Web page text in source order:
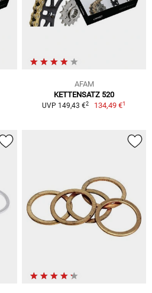
AFAM
KETTENSATZ 520
UVP 149,43 €2 134,49 €1